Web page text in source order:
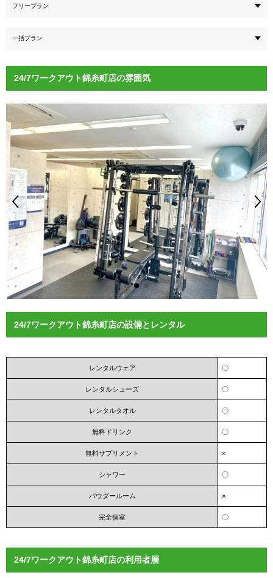
フリープラン
一括プラン
24/7ワークアウト錦糸町店の雰囲気
24/7ワークアウト錦糸町店の設備とレンタル
レンタルウェア 〇
レンタルシューズ 〇
レンタルタオル 〇
無料ドリンク 〇
無料サプリメント ×
シャワー 〇
パウダールーム ×
完全個室 〇
24/7ワークアウト錦糸町店の利用者層